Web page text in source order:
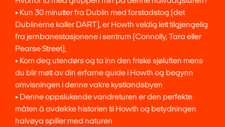
• Kun 30 minutter fra Dublin med forstadstog (det
Dublinerne kaller DART), er Howth veldig lett tilgjengelig
fra jernbanestasjonene i sentrum (Connolly, Tara eller
Pearse Street),
• Kom deg utendørs og ta inn den friske sjøluften mens
du blir møtt av din erfarne guide i Howth og begynn
omvisningen i denne vakre kystlandsbyen
• Denne oppslukende vandreturen er den perfekte
måten å avdekke historien til Howth og betydningen
halvøya spiller med naturen